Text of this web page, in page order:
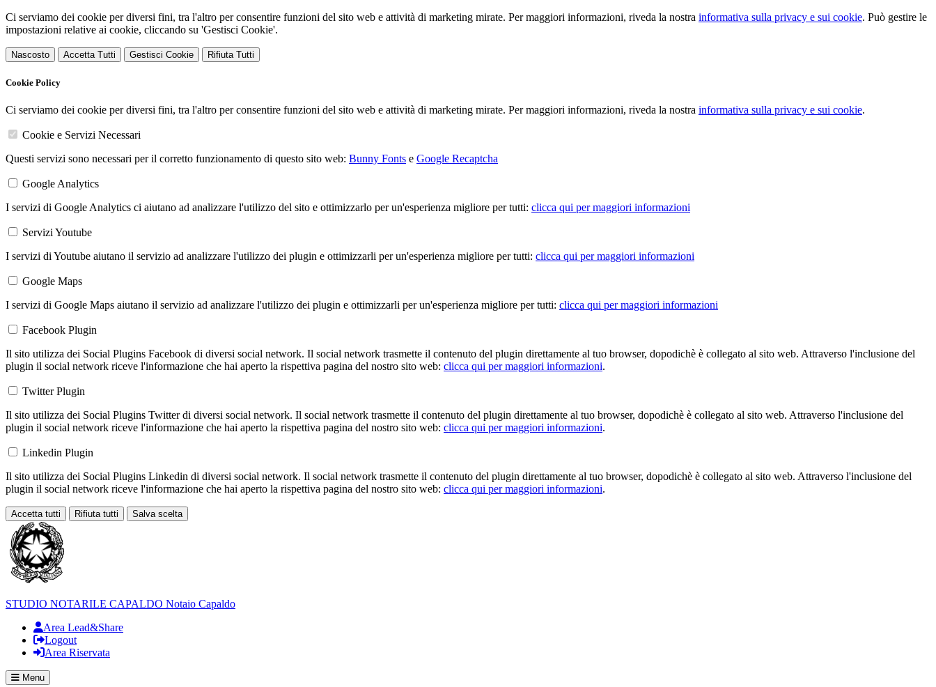
Ci serviamo dei cookie per diversi fini, tra l'altro per consentire funzioni del sito web e attività di marketing mirate. Per maggiori informazioni, riveda la nostra informativa sulla privacy e sui cookie. Può gestire le
impostazioni relative ai cookie, cliccando su 'Gestisci Cookie'.
Nascosto Accetta Tutti Gestisci Cookie Rifiuta Tutti
Cookie Policy
Ci serviamo dei cookie per diversi fini, tra l'altro per consentire funzioni del sito web e attività di marketing mirate. Per maggiori informazioni, riveda la nostra informativa sulla privacy e sui cookie.
Cookie e Servizi Necessari
Questi servizi sono necessari per il corretto funzionamento di questo sito web: Bunny Fonts e Google Recaptcha
Google Analytics
I servizi di Google Analytics ci aiutano ad analizzare l'utilizzo del sito e ottimizzarlo per un'esperienza migliore per tutti: clicca qui per maggiori informazioni
Servizi Youtube
I servizi di Youtube aiutano il servizio ad analizzare l'utilizzo dei plugin e ottimizzarli per un'esperienza migliore per tutti: clicca qui per maggiori informazioni
Google Maps
I servizi di Google Maps aiutano il servizio ad analizzare l'utilizzo dei plugin e ottimizzarli per un'esperienza migliore per tutti: clicca qui per maggiori informazioni
Facebook Plugin
Il sito utilizza dei Social Plugins Facebook di diversi social network. Il social network trasmette il contenuto del plugin direttamente al tuo browser, dopodichè è collegato al sito web. Attraverso l'inclusione del
plugin il social network riceve l'informazione che hai aperto la rispettiva pagina del nostro sito web: clicca qui per maggiori informazioni.
Twitter Plugin
Il sito utilizza dei Social Plugins Twitter di diversi social network. Il social network trasmette il contenuto del plugin direttamente al tuo browser, dopodichè è collegato al sito web. Attraverso l'inclusione del
plugin il social network riceve l'informazione che hai aperto la rispettiva pagina del nostro sito web: clicca qui per maggiori informazioni.
Linkedin Plugin
Il sito utilizza dei Social Plugins Linkedin di diversi social network. Il social network trasmette il contenuto del plugin direttamente al tuo browser, dopodichè è collegato al sito web. Attraverso l'inclusione del
plugin il social network riceve l'informazione che hai aperto la rispettiva pagina del nostro sito web: clicca qui per maggiori informazioni.
Accetta tutti Rifiuta tutti Salva scelta
Loading...
STUDIO NOTARILE CAPALDO Notaio Capaldo
Area Lead&Share
Logout
Area Riservata
Menu